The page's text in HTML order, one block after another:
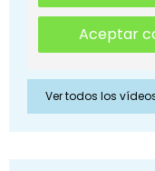
Aceptar
Ver todos los